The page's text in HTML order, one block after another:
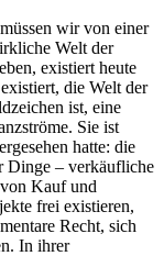
wir von einer
Welt der
existiert heute
die Welt der
ist, eine
Sie ist
hatte: die
Dinge – verkäufliche
Kauf und
frei existieren,
Recht, sich
In ihrer